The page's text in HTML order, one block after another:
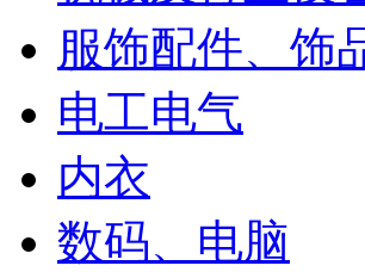
服饰配件、饰
电工电气
内衣
数码、电脑